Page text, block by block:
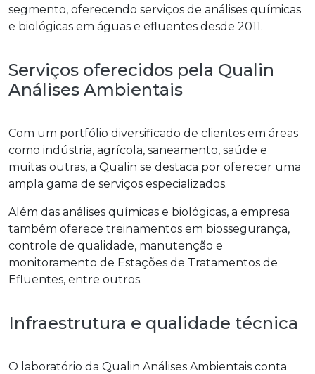
segmento, oferecendo serviços de análises químicas
e biológicas em águas e efluentes desde 2011.
Serviços oferecidos pela Qualin
Análises Ambientais
Com um portfólio diversificado de clientes em áreas
como indústria, agrícola, saneamento, saúde e
muitas outras, a Qualin se destaca por oferecer uma
ampla gama de serviços especializados.
Além das análises químicas e biológicas, a empresa
também oferece treinamentos em biossegurança,
controle de qualidade, manutenção e
monitoramento de Estações de Tratamentos de
Efluentes, entre outros.
Infraestrutura e qualidade técnica
O laboratório da Qualin Análises Ambientais conta